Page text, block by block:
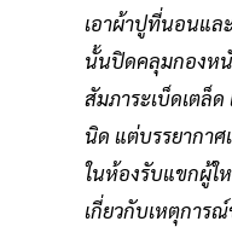
เอาผ้าปูที่นอนแล
นั้นปิดคลุมกองห
สัมภาระเบ็ดเตล็
นิด แต่บรรยากาศ
ในห้องรับแขกผู้ใ
เกี่ยวกับเหตุการ